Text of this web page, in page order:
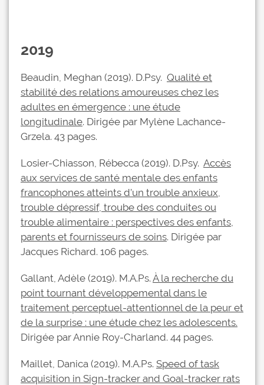
2019
Beaudin, Meghan (2019). D.Psy. Qualité et
stabilité des relations amoureuses chez les
adultes en émergence : une étude
longitudinale. Dirigée par Mylène Lachance-
Grzela. 43 pages.
Losier-Chiasson, Rébecca (2019). D.Psy. Accès
aux services de santé mentale des enfants
francophones atteints d’un trouble anxieux,
trouble dépressif, troube des conduites ou
trouble alimentaire : perspectives des enfants,
parents et fournisseurs de soins. Dirigée par
Jacques Richard. 106 pages.
Gallant, Adèle (2019). M.A.Ps. À la recherche du
point tournant développemental dans le
traitement perceptuel-attentionnel de la peur et
de la surprise : une étude chez les adolescents.
Dirigée par Annie Roy-Charland. 44 pages.
Maillet, Danica (2019). M.A.Ps. Speed of task
acquisition in Sign-tracker and Goal-tracker rats